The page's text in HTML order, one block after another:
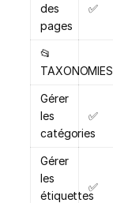
des
pages
✅
📂
TAXONOMIES
Gérer
les
catégories
✅
Gérer
les
étiquettes
✅